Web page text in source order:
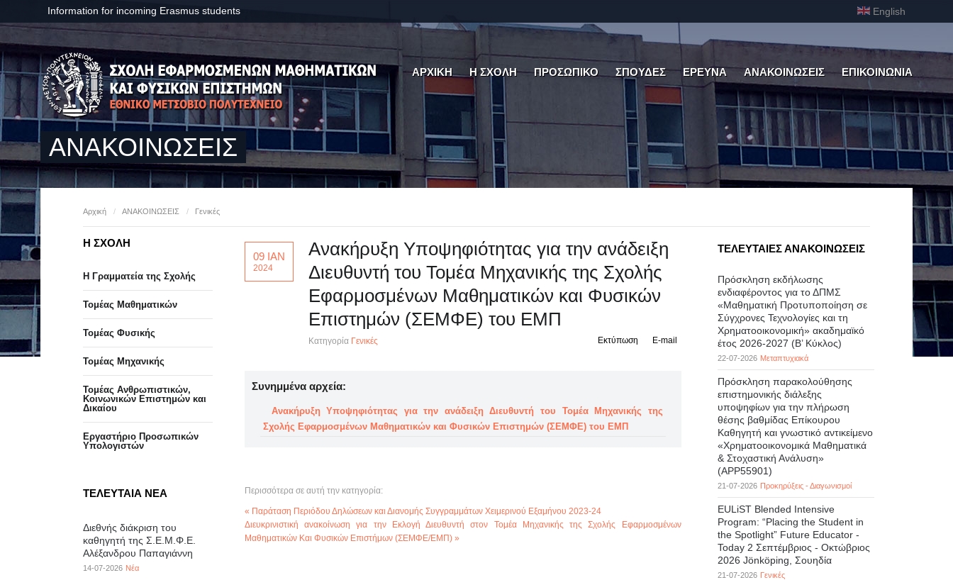
Information for incoming Erasmus students English
ΑΡΧΙΚΗ Η ΣΧΟΛΗ ΠΡΟΣΩΠΙΚΟ ΣΠΟΥΔΕΣ ΕΡΕΥΝΑ ΑΝΑΚΟΙΝΩΣΕΙΣ ΕΠΙΚΟΙΝΩΝΙΑ
ΑΝΑΚΟΙΝΩΣΕΙΣ
Αρχική / ΑΝΑΚΟΙΝΩΣΕΙΣ / Γενικές
09 ΙΑΝ
2024
Ανακήρυξη Υποψηφιότητας για την ανάδειξη
Διευθυντή του Τομέα Μηχανικής της Σχολής
Εφαρμοσμένων Μαθηματικών και Φυσικών
Επιστημών (ΣΕΜΦΕ) του ΕΜΠ
Κατηγορία Γενικές E-mail
Εκτύπωση
Συνημμένα αρχεία:
Ανακήρυξη Υποψηφιότητας για την ανάδειξη Διευθυντή του Τομέα Μηχανικής της
Σχολής Εφαρμοσμένων Μαθηματικών και Φυσικών Επιστημών (ΣΕΜΦΕ) του ΕΜΠ
Περισσότερα σε αυτή την κατηγορία:
« Παράταση Περιόδου Δηλώσεων και Διανομής Συγγραμμάτων Χειμερινού Εξαμήνου 2023-24
Διευκρινιστική ανακοίνωση για την Εκλογή Διευθυντή στον Τομέα Μηχανικής της Σχολής Εφαρμοσμένων
Μαθηματικών Και Φυσικών Επιστήμων (ΣΕΜΦΕ/ΕΜΠ) »
Η ΣΧΟΛΗ
Η Γραμματεία της Σχολής
Τομέας Μαθηματικών
Τομέας Φυσικής
Τομέας Μηχανικής
Τομέας Ανθρωπιστικών,
Κοινωνικών Επιστημών και
Δικαίου
Eργαστήριo Προσωπικών
Υπολογιστών
ΤΕΛΕΥΤΑΙΑ ΝΕΑ
Διεθνής διάκριση του
καθηγητή της Σ.Ε.Μ.Φ.Ε.
Αλέξανδρου Παπαγιάννη
14-07-2026 Νέα
ΤΕΛΕΥΤΑΙΕΣ ΑΝΑΚΟΙΝΩΣΕΙΣ
Πρόσκληση εκδήλωσης
ενδιαφέροντος για το ΔΠΜΣ
«Μαθηματική Προτυποποίηση σε
Σύγχρονες Τεχνολογίες και τη
Χρηματοοικονομική» ακαδημαϊκό
έτος 2026-2027 (B’ Kύκλος)
22-07-2026 Μεταπτυχιακά
Πρόσκληση παρακολούθησης
επιστημονικής διάλεξης
υποψηφίων για την πλήρωση
θέσης βαθμίδας Επίκουρου
Καθηγητή και γνωστικό αντικείμενο
«Χρηματοοικονομικά Μαθηματικά
& Στοχαστική Ανάλυση»
(APP55901)
21-07-2026 Προκηρύξεις - Διαγωνισμοί
EULiST Blended Intensive
Program: “Placing the Student in
the Spotlight” Future Educator -
Today 2 Σεπτέμβριος - Οκτώβριος
2026 Jönköping, Σουηδία
21-07-2026 Γενικές